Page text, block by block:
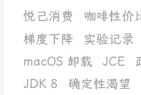
悦己消费 咖啡性价
梯度下降 实验记录
macOS 卸载
JCE
JDK 8
确定性渴望